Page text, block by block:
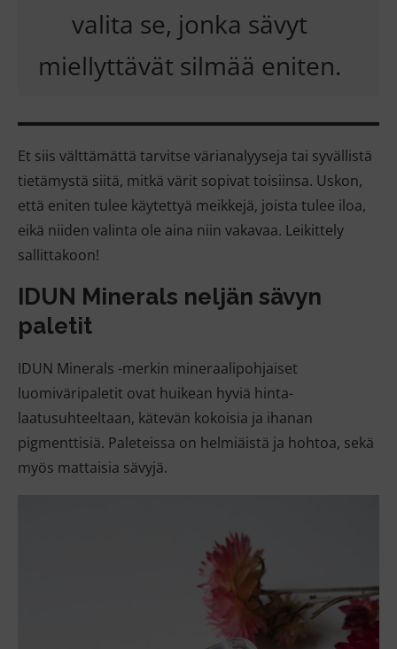
valita se, jonka sävyt
miellyttävät silmää eniten.
Et siis välttämättä tarvitse värianalyyseja tai syvällistä
tietämystä siitä, mitkä värit sopivat toisiinsa. Uskon,
että eniten tulee käytettyä meikkejä, joista tulee iloa,
eikä niiden valinta ole aina niin vakavaa. Leikittely
sallittakoon!
IDUN Minerals neljän sävyn
paletit
IDUN Minerals -merkin mineraalipohjaiset
luomiväripaletit ovat huikean hyviä hinta-
laatusuhteeltaan, kätevän kokoisia ja ihanan
pigmenttisiä. Paleteissa on helmiäistä ja hohtoa, sekä
myös mattaisia sävyjä.